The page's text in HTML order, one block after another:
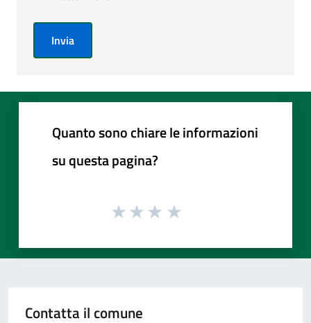
Invia
Quanto sono chiare le informazioni
su questa pagina?
Contatta il comune